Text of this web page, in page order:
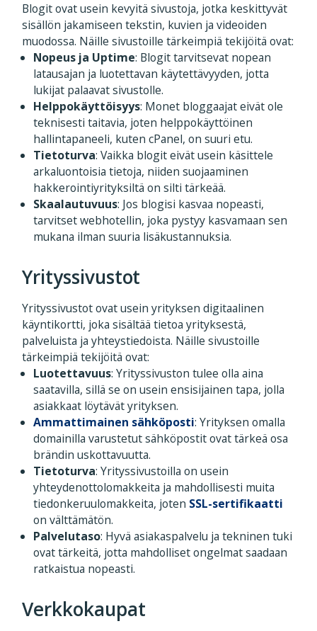
Blogit ovat usein kevyitä sivustoja, jotka keskittyvät
sisällön jakamiseen tekstin, kuvien ja videoiden
muodossa. Näille sivustoille tärkeimpiä tekijöitä ovat:
Nopeus ja Uptime: Blogit tarvitsevat nopean
latausajan ja luotettavan käytettävyyden, jotta
lukijat palaavat sivustolle.
Helppokäyttöisyys: Monet bloggaajat eivät ole
teknisesti taitavia, joten helppokäyttöinen
hallintapaneeli, kuten cPanel, on suuri etu.
Tietoturva: Vaikka blogit eivät usein käsittele
arkaluontoisia tietoja, niiden suojaaminen
hakkerointiyrityksiltä on silti tärkeää.
Skaalautuvuus: Jos blogisi kasvaa nopeasti,
tarvitset webhotellin, joka pystyy kasvamaan sen
mukana ilman suuria lisäkustannuksia.
Yrityssivustot
Yrityssivustot ovat usein yrityksen digitaalinen
käyntikortti, joka sisältää tietoa yrityksestä,
palveluista ja yhteystiedoista. Näille sivustoille
tärkeimpiä tekijöitä ovat:
Luotettavuus: Yrityssivuston tulee olla aina
saatavilla, sillä se on usein ensisijainen tapa, jolla
asiakkaat löytävät yrityksen.
Ammattimainen sähköposti: Yrityksen omalla
domainilla varustetut sähköpostit ovat tärkeä osa
brändin uskottavuutta.
Tietoturva: Yrityssivustoilla on usein
yhteydenottolomakkeita ja mahdollisesti muita
tiedonkeruulomakkeita, joten SSL-sertifikaatti
on välttämätön.
Palvelutaso: Hyvä asiakaspalvelu ja tekninen tuki
ovat tärkeitä, jotta mahdolliset ongelmat saadaan
ratkaistua nopeasti.
Verkkokaupat